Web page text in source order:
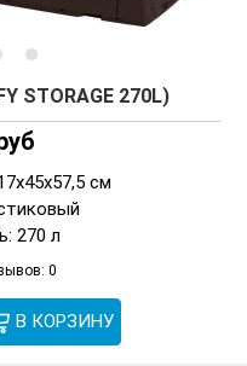
STORAGE 270L)
см
270 л
0